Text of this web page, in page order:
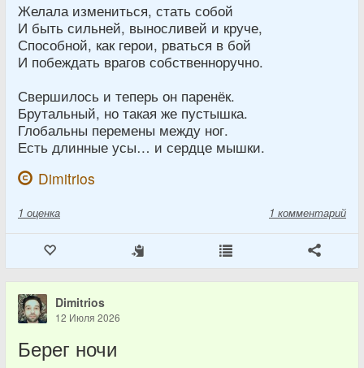
Желала измениться, стать собой
И быть сильней, выносливей и круче,
Способной, как герои, рваться в бой
И побеждать врагов собственноручно.
Свершилось и теперь он паренёк.
Брутальный, но такая же пустышка.
Глобальны перемены между ног.
Есть длинные усы… и сердце мышки.
Dimitrios
1 оценка 1 комментарий
Dimitrios
12 Июля 2026
Берег ночи